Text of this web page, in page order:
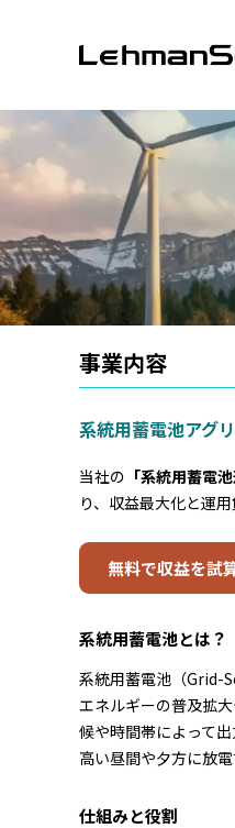
事業内容
系統用蓄電池アグ
当社の 「系統用蓄電
り、収益最大化と運
無料で収益を試
系統用蓄電池とは？
系統用蓄電池（Grid-
エネルギーの普及拡
候や時間帯によって
高い昼間や夕方に放
仕組みと役割